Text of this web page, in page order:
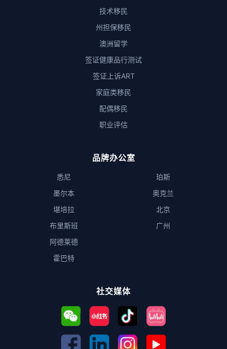
技术移民
州担保移民
澳洲留学
签证健康品行测试
签证上诉ART
家庭类移民
配偶移民
职业评估
品牌办公室
悉尼
墨尔本
堪培拉
布里斯班
阿德莱德
霍巴特
珀斯
奥克兰
北京
广州
社交媒体